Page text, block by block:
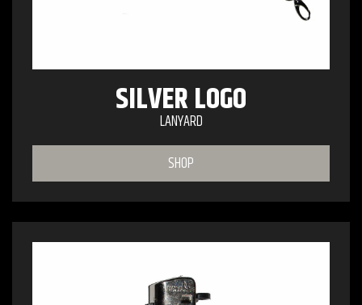
SILVER LOGO
LANYARD
SHOP